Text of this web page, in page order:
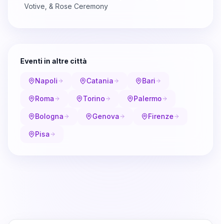
Votive, & Rose Ceremony
Eventi in altre città
Napoli Catania Bari
Roma Torino Palermo
Bologna Genova Firenze
Pisa